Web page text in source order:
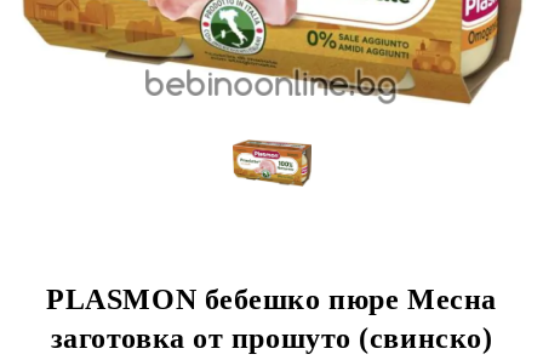
PLASMON бебешко пюре Месна
заготовка от прошуто (свинско)